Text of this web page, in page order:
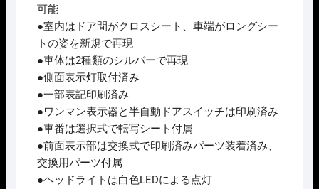
ｾ
ｯ
ﾄ
(2
両)
2026
年
11
月
予
定
可能
●室内はドア間がクロスシート、車端がロングシー
トの姿を新規で再現
●車体は2種類のシルバーで再現
●側面表示灯取付済み
●一部表記印刷済み
●ワンマン表示器と半自動ドアスイッチは印刷済み
●車番は選択式で転写シート付属
●前面表示部は交換式で印刷済みパーツ装着済み、
交換用パーツ付属
●ヘッドライトは白色LEDによる点灯